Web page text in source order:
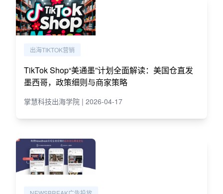
出海TIKTOK营销
TikTok Shop“美通墨”计划全面解读：美国仓直发
墨西哥，政策细则与商家策略
掌慧科技出海学院 | 2026-04-17